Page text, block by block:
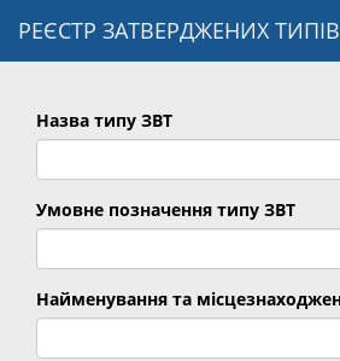
РЕЄСТР ЗАТВЕРДЖЕНИХ
Назва типу ЗВТ
Умовне позначення типу ЗВТ
Найменування та